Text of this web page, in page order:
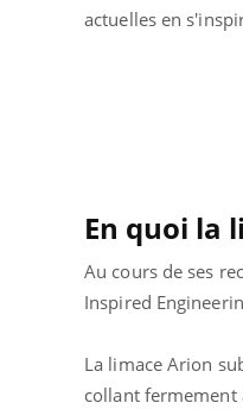
actuelles en
En quoi la
Au cours de ses
Inspired
La limace Arion
collant fermement